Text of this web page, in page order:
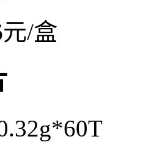
元/盒